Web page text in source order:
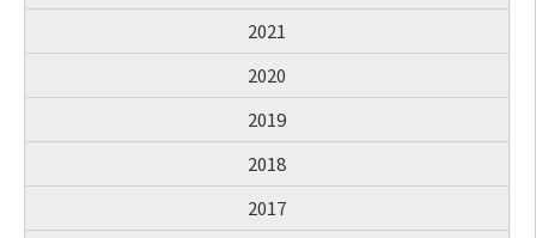
2021
2020
2019
2018
2017